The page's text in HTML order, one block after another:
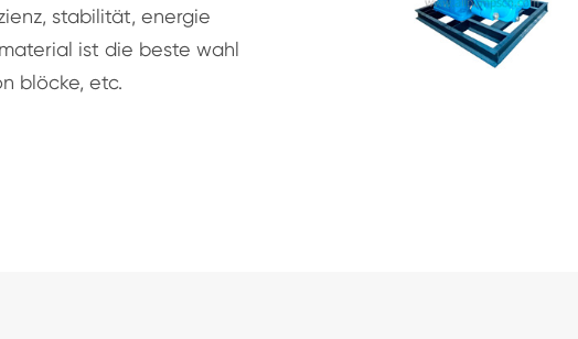
stabilität, energie
ist die beste wahl
blöcke, etc.